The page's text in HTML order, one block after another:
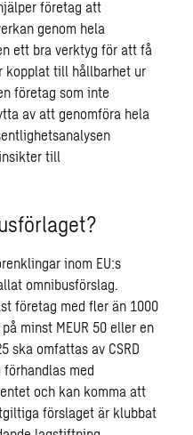
företag att
genom hela
ett bra verktyg för att få
kopplat till hållbarhet ur
företag som inte
av att genomföra hela
till
inom EU:s
omnibusförslag.
företag med fler än 1000
minst MEUR 50 eller en
ska omfattas av CSRD
förhandlas med
och kan komma att
förslaget är klubbat